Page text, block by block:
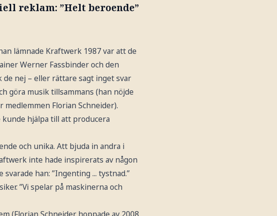
reklam: ”Helt beroende”
lämnade Kraftwerk 1987 var att de
Werner Fassbinder och den
nej – eller rättare sagt inget svar
göra musik tillsammans (han nöjde
Florian Schneider).
hjälpa till att producera
och unika. Att bjuda in andra i
inte hade inspirerats av någon
han: ”Ingenting ... tystnad.”
”Vi spelar på maskinerna och